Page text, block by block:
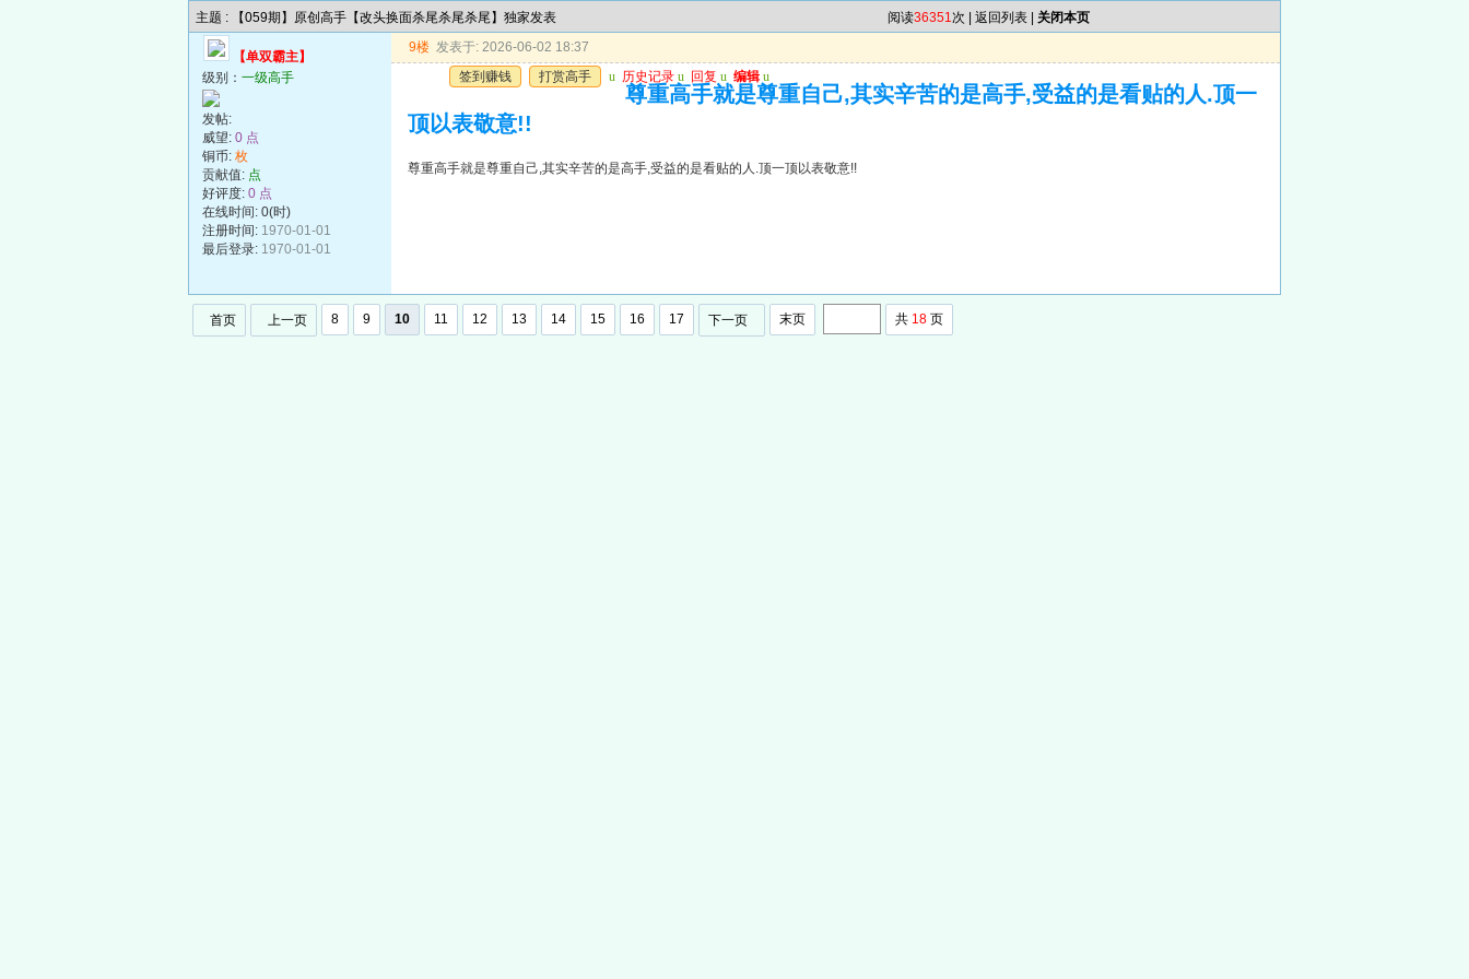
主题 : 【059期】原创高手【改头换面杀尾杀尾杀尾】独家发表 阅读36351次 | 返回列表 关闭本页
【单双霸主】
级别： 一级高手
发帖:
威望: 0 点
铜币: 枚
贡献值: 点
好评度: 0 点
在线时间: 0(时)
注册时间: 1970-01-01
最后登录: 1970-01-01
9楼 发表于: 2026-06-02 18:37
签到赚钱
打赏高手 u 历史记录 u 回复 u 编辑 u
尊重高手就是尊重自己,其实辛苦的是高手,受益的是看贴的人.顶一
顶以表敬意!!
尊重高手就是尊重自己,其实辛苦的是高手,受益的是看贴的人.顶一顶以表敬意!!
首页 上一页 8 9 10 11 12 13 14 15 16 17 下一页 末页 共 18 页